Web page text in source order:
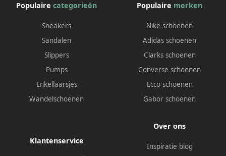
Populaire categorieën
Sneakers
Sandalen
Slippers
Pumps
Enkellaarsjes
Wandelschoenen
Populaire merken
Nike schoenen
Adidas schoenen
Clarks schoenen
Converse schoenen
Ecco schoenen
Gabor schoenen
Klantenservice
Over ons
Inspiratie blog